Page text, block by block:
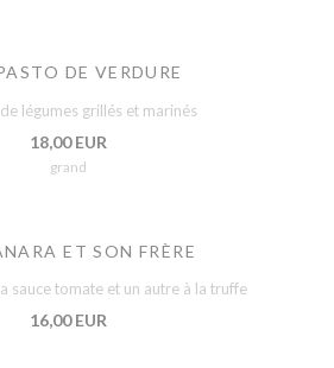
DE VERDURE
légumes grillés et marinés
18,00 EUR
grand
ET SON FRÈRE
sauce tomate et un autre à la truffe
16,00 EUR